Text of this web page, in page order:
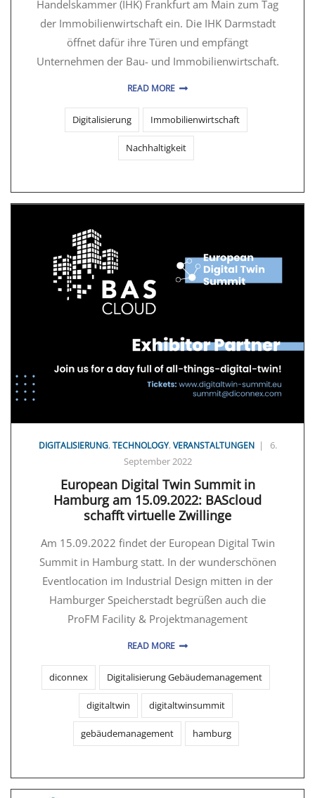
Handelskammer (IHK) Frankfurt am Main zum Tag
der Immobilienwirtschaft ein. Die IHK Darmstadt
öffnet dafür ihre Türen und empfängt
Unternehmen der Bau- und Immobilienwirtschaft.
READ MORE
Digitalisierung Immobilienwirtschaft
Nachhaltigkeit
DIGITALISIERUNG,TECHNOLOGY,VERANSTALTUNGEN| 6.
September 2022
European Digital Twin Summit in
Hamburg am 15.09.2022: BAScloud
schafft virtuelle Zwillinge
Am 15.09.2022 findet der European Digital Twin
Summit in Hamburg statt. In der wunderschönen
Eventlocation im Industrial Design mitten in der
Hamburger Speicherstadt begrüßen auch die
ProFM Facility & Projektmanagement
READ MORE
diconnex Digitalisierung Gebäudemanagement
digitaltwin digitaltwinsummit
gebäudemanagement hamburg